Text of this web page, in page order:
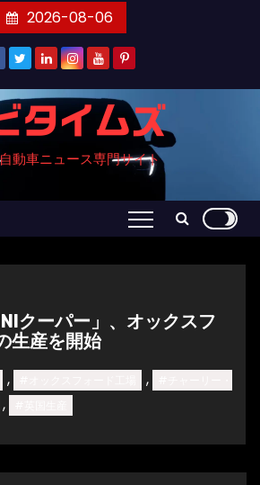
2026-08-06
タイムズ
動車ニュース専門サイト
クーパー」、オックスフ
生産を開始
, ,
,